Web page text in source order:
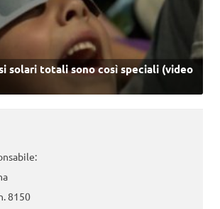
solari totali sono così speciali (video
8150